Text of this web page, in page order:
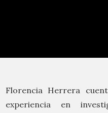
Florencia Herrera
experiencia en